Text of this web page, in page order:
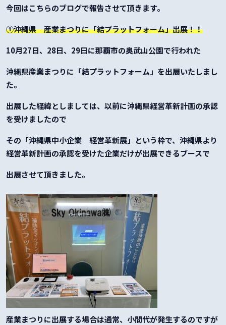
今回はこちらのブログで報告させて頂きます。
①沖縄県 産業まつりに「結プラットフォーム」出展！！
10月27日、28日、29日に那覇市の奥武山公園で行われた
沖縄県産業まつりに「結プラットフォーム」を出展いたしまし
た。
出展した経緯としましては、以前に沖縄県経営革新計画の承認
を受けましたので
その「沖縄県中小企業 経営革新展」という枠で、沖縄県より
経営革新計画の承認を受けた企業だけが出展できるブースで
出展させて頂きました。
産業まつりに出展する場合は通常、小間代が発生するのですが